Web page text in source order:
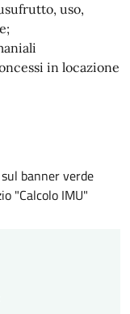
uso,
in locazione
banner verde
"Calcolo IMU"